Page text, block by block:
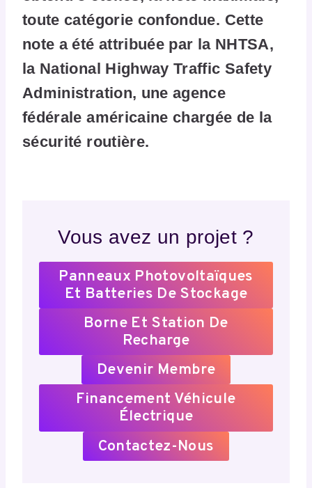
toute catégorie confondue. Cette
note a été attribuée par la NHTSA,
la National Highway Traffic Safety
Administration, une agence
fédérale américaine chargée de la
sécurité routière.
Vous avez un projet ?
Panneaux Photovoltaïques
Et Batteries De Stockage
Borne Et Station De
Recharge
Devenir Membre
Financement Véhicule
Électrique
Contactez-Nous